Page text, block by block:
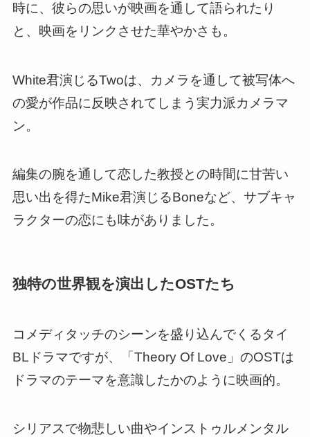
時に、 彼らの思いが映画を通して語られたり
と、映画をリンクさせた華やかさも 。
White君演じるTwoは、カメラを通して被写体へ
の愛が作品に反映されてしまう実力派カメラマ
ン。
編集の腕を通して恋した教授との時間に甘苦い
思い出を得たMike君演じるBoneなど、サブキャ
ラクターの恋にも味がありました。
独特の世界観を演出したOSTたち
コメディタッチのシーンを盛り込んでくるタイ
BLドラマですが、「Theory Of Love」のOSTは
ドラマのテーマを意識したかのように映画的。
シリアスで物悲しい曲やインストゥルメンタル